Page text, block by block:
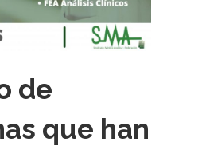
de
que han